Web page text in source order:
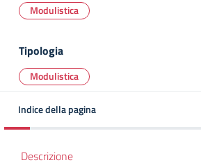
Modulistica
Tipologia
Modulistica
Indice della pagina
Descrizione